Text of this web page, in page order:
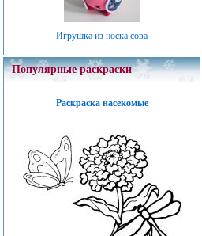
Игрушка из носка сова
Популярные раскраски
Раскраска насекомые